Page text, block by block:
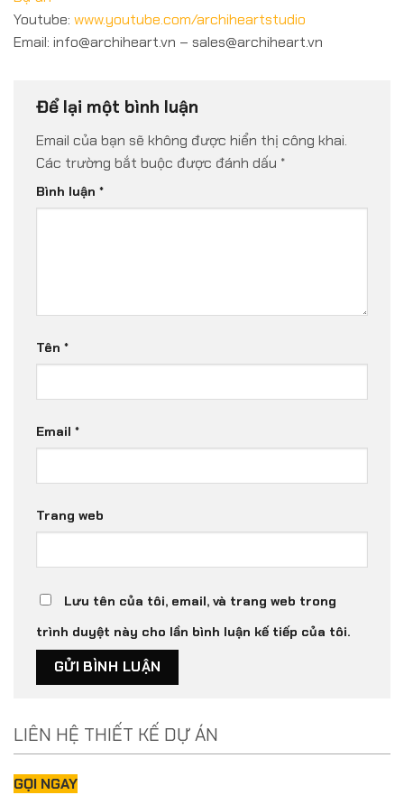
Youtube: www.youtube.com/archiheartstudio
Email: info@archiheart.vn – sales@archiheart.vn
Để lại một bình luận
Email của bạn sẽ không được hiển thị công khai.
Các trường bắt buộc được đánh dấu *
Bình luận *
Tên *
Email *
Trang web
Lưu tên của tôi, email, và trang web trong
trình duyệt này cho lần bình luận kế tiếp của tôi.
LIÊN HỆ THIẾT KẾ DỰ ÁN
GỌI NGAY